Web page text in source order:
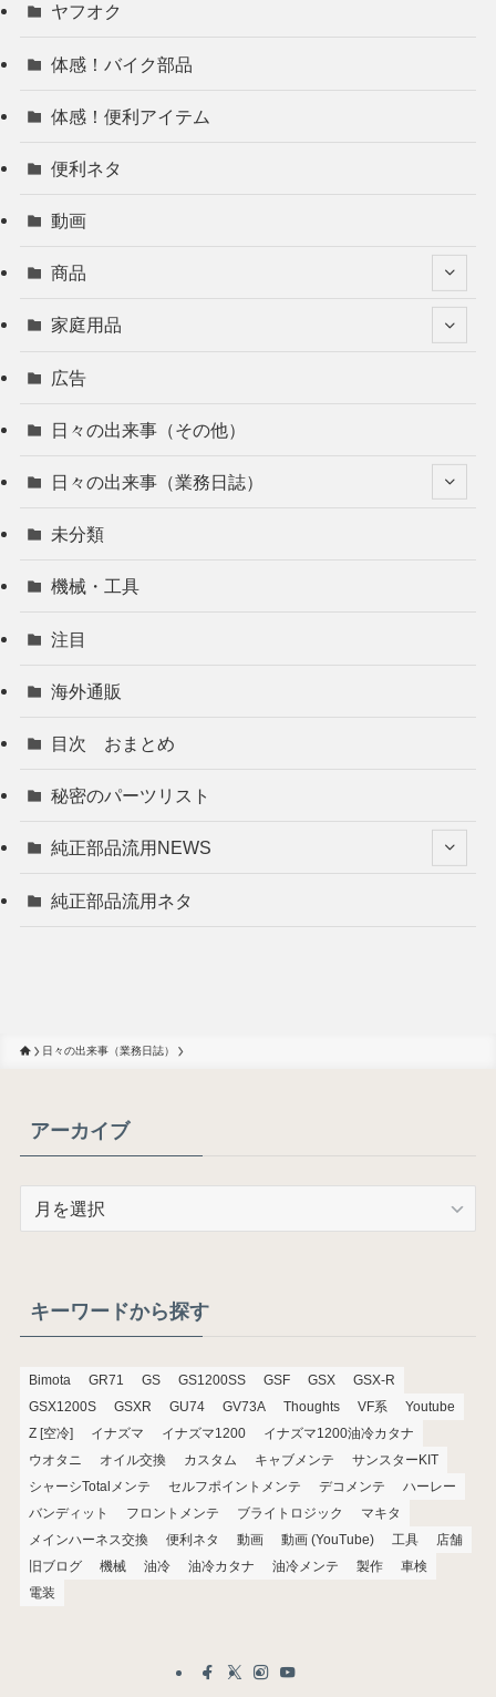
ヤフオク
体感！バイク部品
体感！便利アイテム
便利ネタ
動画
商品
家庭用品
広告
日々の出来事（その他）
日々の出来事（業務日誌）
未分類
機械・工具
注目
海外通販
目次 おまとめ
秘密のパーツリスト
純正部品流用NEWS
純正部品流用ネタ
日々の出来事（業務日誌）
アーカイブ
ブキーワードから探す
Bimota GR71 GS GS1200SS GSF GSX
GSX-R
GSX1200S
GSXR GU74 GV73A Thoughts VF系
Youtube
Z [空冷]
イナズマ イナズマ1200
イナズマ1200油冷カタナ
ウオタニ
オイル交換 カスタム キャブメンテ
サンスターKIT
シャーシTotalメンテ
セルフポイントメンテ デコメンテ
ハーレー
バンディット
フロントメンテ ブライトロジック
マキタ
メインハーネス交換
便利ネタ 動画 動画 (YouTube) 工具
店舗
旧ブログ
機械 油冷 油冷カタナ 油冷メンテ 製作
車検
電装